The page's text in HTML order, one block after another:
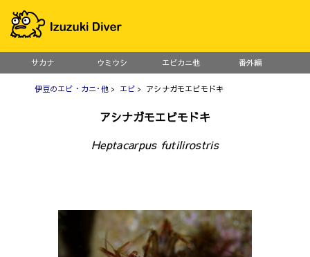
サカナ ウミウシ エビカニ他 番外編
伊豆のエビ・カニ･他> エビ > アシナガモエビモドキ
アシナガモエビモドキ
Heptacarpus futilirostris